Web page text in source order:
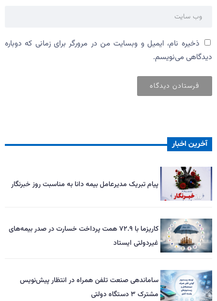
ذخیره نام، ایمیل و وبسایت من در مرورگر برای زمانی که دوباره
دیدگاهی می‌نویسم.
آخرین اخبار
پیام ‌تبریک‌ مدیرعامل بیمه دانا به مناسبت روز خبرنگار
کاریزما با ۷۲.۹ همت پرداخت خسارت در صدر بیمه‌های
غیردولتی ایستاد
ساماندهی صنعت تلفن همراه در انتظار پیش‌نویس
مشترک ۳ دستگاه دولتی